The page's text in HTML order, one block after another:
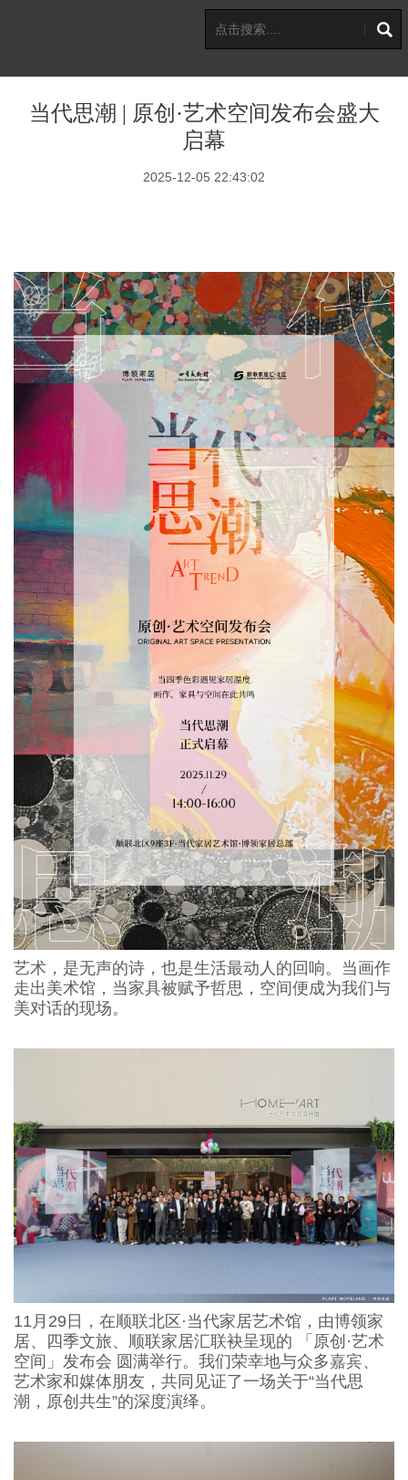
当代思潮 | 原创·艺术空间发布会盛大
启幕
2025-12-05 22:43:02
艺术，是无声的诗，也是生活最动人的回响。当画作
走出美术馆，当家具被赋予哲思，空间便成为我们与
美对话的现场。
11月29日，在顺联北区·当代家居艺术馆，由博领家
居、四季文旅、顺联家居汇联袂呈现的 「原创·艺术
空间」发布会 圆满举行。我们荣幸地与众多嘉宾、
艺术家和媒体朋友，共同见证了一场关于“当代思
潮，原创共生”的深度演绎。